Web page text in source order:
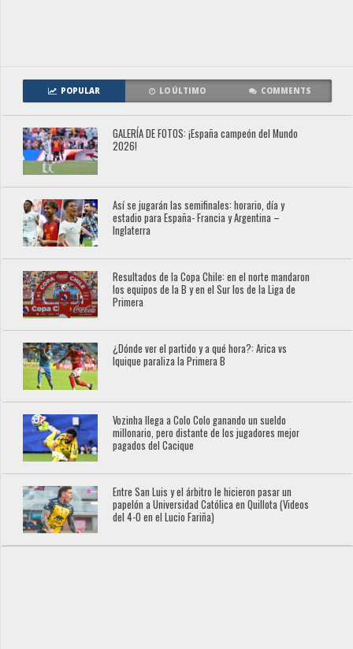
POPULAR LO ÚLTIMO COMMENTS
GALERÍA DE FOTOS: ¡España campeón del Mundo
2026!
Así se jugarán las semifinales: horario, día y
estadio para España- Francia y Argentina –
Inglaterra
Resultados de la Copa Chile: en el norte mandaron
los equipos de la B y en el Sur los de la Liga de
Primera
¿Dónde ver el partido y a qué hora?: Arica vs
Iquique paraliza la Primera B
Vozinha llega a Colo Colo ganando un sueldo
millonario, pero distante de los jugadores mejor
pagados del Cacique
Entre San Luis y el árbitro le hicieron pasar un
papelón a Universidad Católica en Quillota (Videos
del 4-0 en el Lucio Fariña)